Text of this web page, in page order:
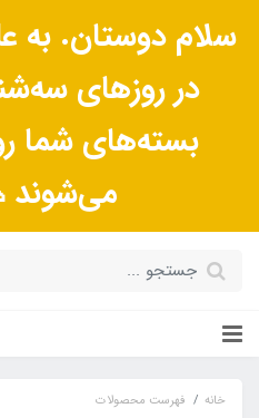
سلام دوستان.
در روزهای
بسته‌های شما
می‌شوند
خانه
فهرست محصولات